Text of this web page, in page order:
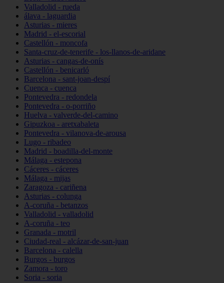
Valladolid - rueda
álava - laguardia
Asturias - mieres
Madrid - el-escorial
Castellón - moncofa
Santa-cruz-de-tenerife - los-llanos-de-aridane
Asturias - cangas-de-onís
Castellón - benicarló
Barcelona - sant-joan-despí
Cuenca - cuenca
Pontevedra - redondela
Pontevedra - o-porriño
Huelva - valverde-del-camino
Gipuzkoa - aretxabaleta
Pontevedra - vilanova-de-arousa
Lugo - ribadeo
Madrid - boadilla-del-monte
Málaga - estepona
Cáceres - cáceres
Málaga - mijas
Zaragoza - cariñena
Asturias - colunga
A-coruña - betanzos
Valladolid - valladolid
A-coruña - teo
Granada - motril
Ciudad-real - alcázar-de-san-juan
Barcelona - calella
Burgos - burgos
Zamora - toro
Soria - soria